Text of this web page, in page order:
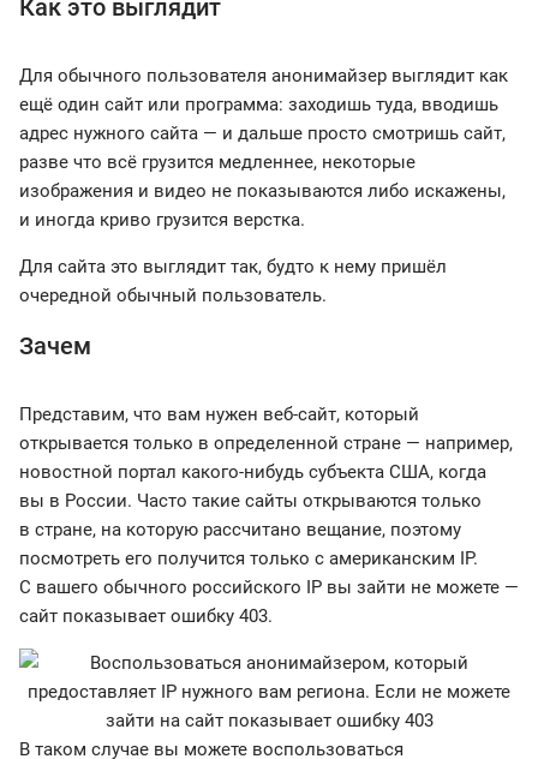
Как это выглядит
Для обычного пользователя анонимайзер выглядит как
ещё один сайт или программа: заходишь туда, вводишь
адрес нужного сайта — и дальше просто смотришь сайт,
разве что всё грузится медленнее, некоторые
изображения и видео не показываются либо искажены,
и иногда криво грузится верстка.
Для сайта это выглядит так, будто к нему пришёл
очередной обычный пользователь.
Зачем
Представим, что вам нужен веб-сайт, который
открывается только в определенной стране — например,
новостной портал какого-нибудь субъекта США, когда
вы в России. Часто такие сайты открываются только
в стране, на которую рассчитано вещание, поэтому
посмотреть его получится только с американским IP.
С вашего обычного российского IP вы зайти не можете —
сайт показывает ошибку 403.
В таком случае вы можете воспользоваться